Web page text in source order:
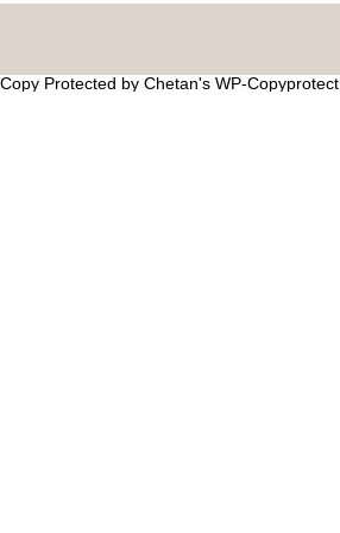
Copy Protected by Chetan's WP-Copyprotect